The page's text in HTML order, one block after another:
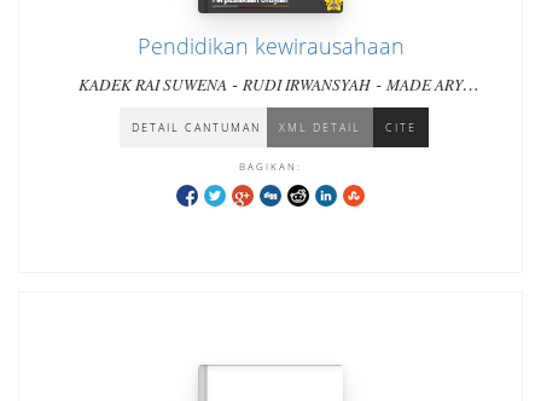
Pendidikan kewirausahaan
KADEK RAI SUWENA - RUDI IRWANSYAH - MADE ARY
I PUTU ARYA DHARMAYASA
DETAIL CANTUMAN XML DETAIL CITE
BAGIKAN: